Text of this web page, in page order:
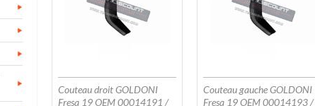
Couteau droit GOLDONI
Fresa 19 OEM 00014191 /
Couteau gauche GOLDONI
Fresa 19 OEM 00014193 /